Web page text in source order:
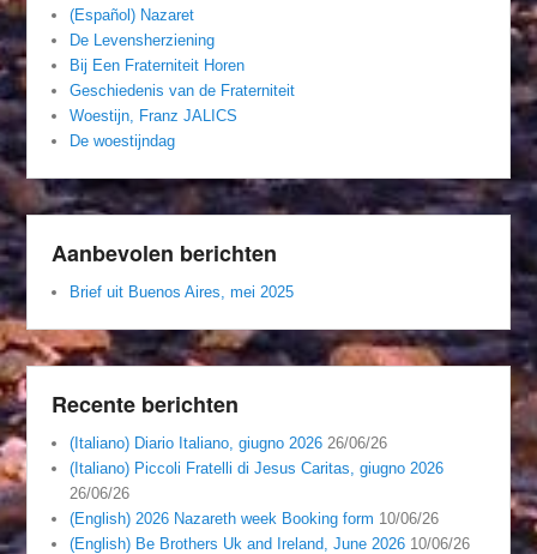
(Español) Nazaret
De Levensherziening
Bij Een Fraterniteit Horen
Geschiedenis van de Fraterniteit
Woestijn, Franz JALICS
De woestijndag
Aanbevolen berichten
Brief uit Buenos Aires, mei 2025
Recente berichten
(Italiano) Diario Italiano, giugno 2026 26/06/26
(Italiano) Piccoli Fratelli di Jesus Caritas, giugno 2026
26/06/26
(English) 2026 Nazareth week Booking form 10/06/26
(English) Be Brothers Uk and Ireland, June 2026 10/06/26